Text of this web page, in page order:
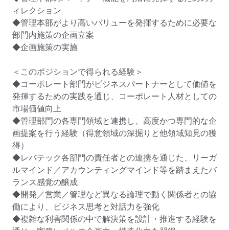
ィレクション
◆管理本部がより高いバリューを発揮するために必要な
部門内施策の企画立案
◆企画施策の実施
＜このポジションで得られる経験＞
◆コーポレート部門がビジネスパートナーとして価値を
発揮するための実践を通じ、コーポレート人材としての
市場価値向上
◆管理部門の各専門領域と連携し、高度かつ専門的な企
画提案を行う経験（得意領域の深掘りと他領域知見の獲
得）
◆レバテック各部門の責任者との連携を通じた、リーガ
ルマインド／アカウンティングマインド等を踏まえたバ
ランス感覚の醸成
◆開発／営業／管理など異なる論理で動く関係者との協
働により、ビジネス思考と対話力を強化
◆複雑な利害関係の中で解決策を設計・推進する経験を